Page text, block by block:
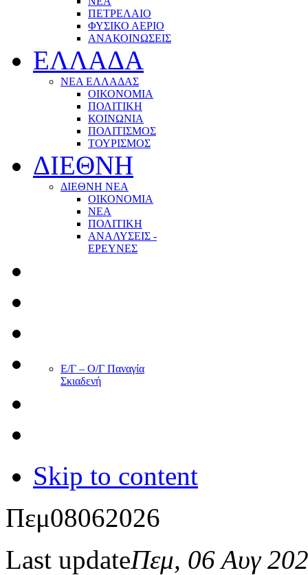
ΠΕΤΡΕΛΑΙΟ
ΦΥΣΙΚΟ ΑΕΡΙΟ
ΑΝΑΚΟΙΝΩΣΕΙΣ
ΕΛΛΑΔΑ
ΝΕΑ ΕΛΛΑΔΑΣ
ΟΙΚΟΝΟΜΙΑ
ΠΟΛΙΤΙΚΗ
ΚΟΙΝΩΝΙΑ
ΠΟΛΙΤΙΣΜΟΣ
ΤΟΥΡΙΣΜΟΣ
ΔΙΕΘΝΗ
ΔΙΕΘΝΗ ΝΕΑ
ΟΙΚΟΝΟΜΙΑ
ΝΕΑ
ΠΟΛΙΤΙΚΗ
ΑΝΑΛΥΣΕΙΣ -
ΕΡΕΥΝΕΣ
Ε/Γ – Ο/Γ Παναγία
Σκιαδενή
Skip to content
Πεμ08062026
Last updateΠεμ, 06 Αυγ